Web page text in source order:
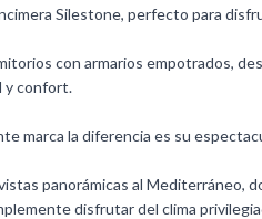
Silestone, perfecto para
con armarios empotrados,
y confort.
marca la diferencia es su
panorámicas al Mediterráneo,
disfrutar del clima